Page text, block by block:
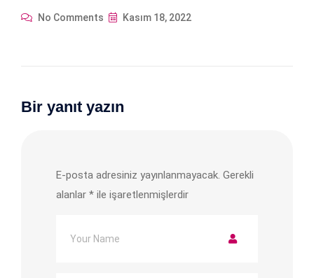
No Comments Kasım 18, 2022
Bir yanıt yazın
E-posta adresiniz yayınlanmayacak. Gerekli
alanlar * ile işaretlenmişlerdir